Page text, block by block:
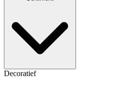
Decoratief